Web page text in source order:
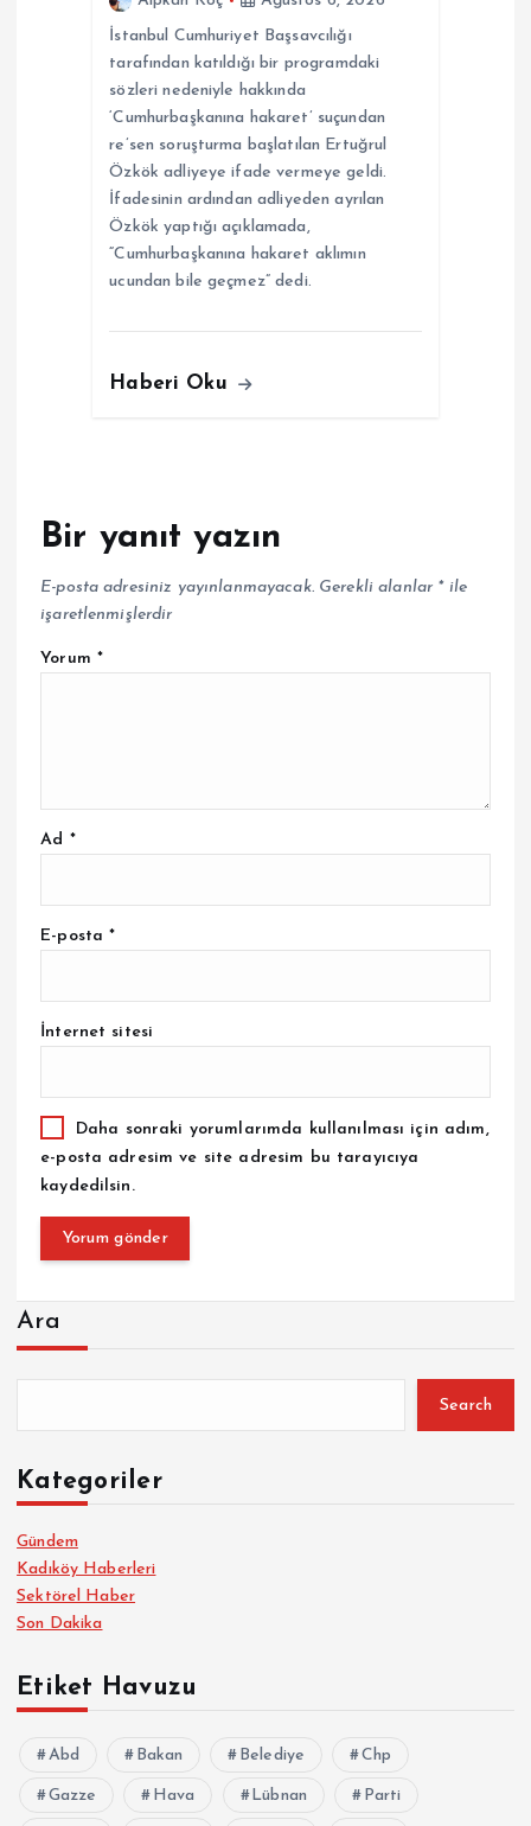
İstanbul Cumhuriyet Başsavcılığı
tarafından katıldığı bir programdaki
sözleri nedeniyle hakkında
‘Cumhurbaşkanına hakaret’ suçundan
re’sen soruşturma başlatılan Ertuğrul
Özkök adliyeye ifade vermeye geldi.
İfadesinin ardından adliyeden ayrılan
Özkök yaptığı açıklamada,
“Cumhurbaşkanına hakaret aklımın
ucundan bile geçmez” dedi.
Haberi Oku
Bir yanıt yazın
E-posta adresiniz yayınlanmayacak. Gerekli alanlar *ile
işaretlenmişlerdir
Yorum *
Ad *
E-posta*
İnternet sitesi
Daha sonraki yorumlarımda kullanılması için adım,
e-posta adresim ve site adresim bu tarayıcıya
kaydedilsin.
Ara
Search
Kategoriler
Gündem
Kadıköy Haberleri
Sektörel Haber
Son Dakika
Etiket Havuzu
Abd Bakan Belediye Chp
Gazze Hava Lübnan Parti